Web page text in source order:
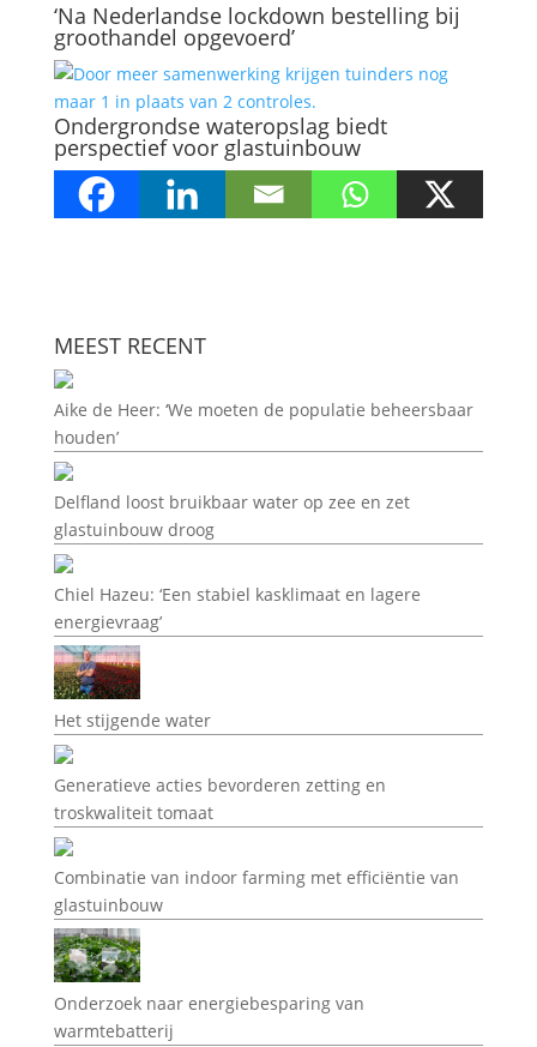
‘Na Nederlandse lockdown bestelling bij
groothandel opgevoerd’
Ondergrondse wateropslag biedt
perspectief voor glastuinbouw
MEEST RECENT
Aike de Heer: ‘We moeten de populatie beheersbaar
houden’
Delfland loost bruikbaar water op zee en zet
glastuinbouw droog
Chiel Hazeu: ‘Een stabiel kasklimaat en lagere
energievraag’
Het stijgende water
Generatieve acties bevorderen zetting en
troskwaliteit tomaat
Combinatie van indoor farming met efficiëntie van
glastuinbouw
Onderzoek naar energiebesparing van
warmtebatterij